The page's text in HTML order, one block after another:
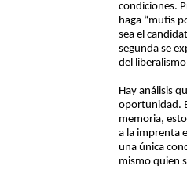
condiciones.
haga “mutis
sea el
segunda se
del
Hay análisis
oportunidad.
memoria,
a la imprenta
una única
mismo quien